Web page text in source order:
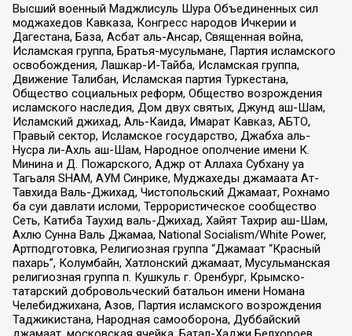
Высший военный Маджлисуль Шура Объединенных сил
моджахедов Кавказа, Конгресс народов Ичкерии и
Дагестана, База, Асбат аль-Ансар, Священная война,
Исламская группа, Братья-мусульмане, Партия исламского
освобождения, Лашкар-И-Тайба, Исламская группа,
Движение Талибан, Исламская партия Туркестана,
Общество социальных реформ, Общество возрождения
исламского наследия, Дом двух святых, Джунд аш-Шам,
Исламский джихад, Аль-Каида, Имарат Кавказ, АБТО,
Правый сектор, Исламское государство, Джабха аль-
Нусра ли-Ахль аш-Шам, Народное ополчение имени К.
Минина и Д. Пожарского, Аджр от Аллаха Субхану уа
Тагьаля SHAM, АУМ Синрике, Муджахеды джамаата Ат-
Тавхида Валь-Джихад, Чистопольский Джамаат, Рохнамо
ба суи давлати исломи, Террористическое сообщество
Сеть, Катиба Таухид валь-Джихад, Хайят Тахрир аш-Шам,
Ахлю Сунна Валь Джамаа, National Socialism/White Power,
Артподготовка, Религиозная группа “Джамаат “Красный
пахарь”, Колумбайн, Хатлонский джамаат, Мусульманская
религиозная группа п. Кушкуль г. Оренбург, Крымско-
татарский добровольческий батальон имени Номана
Челебиджихана, Азов, Партия исламского возрождения
Таджикистана, Народная самооборона, Дуббайский